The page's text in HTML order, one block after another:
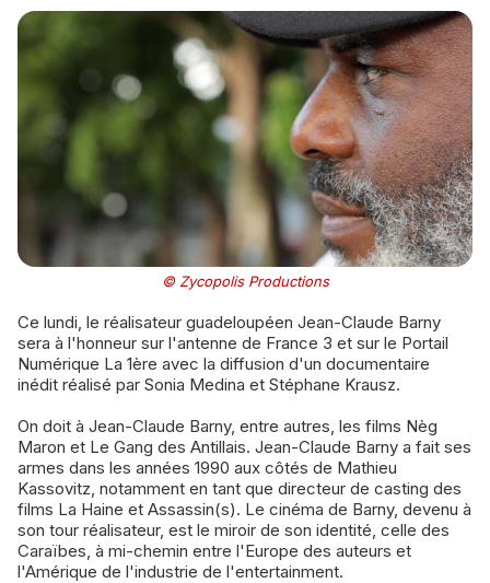
© Zycopolis Productions
Ce lundi, le réalisateur guadeloupéen Jean-Claude Barny
sera à l'honneur sur l'antenne de France 3 et sur le Portail
Numérique La 1ère avec la diffusion d'un documentaire
inédit réalisé par Sonia Medina et Stéphane Krausz.
On doit à Jean-Claude Barny, entre autres, les films Nèg
Maron et Le Gang des Antillais. Jean-Claude Barny a fait ses
armes dans les années 1990 aux côtés de Mathieu
Kassovitz, notamment en tant que directeur de casting des
films La Haine et Assassin(s). Le cinéma de Barny, devenu à
son tour réalisateur, est le miroir de son identité, celle des
Caraïbes, à mi-chemin entre l'Europe des auteurs et
l'Amérique de l'industrie de l'entertainment.